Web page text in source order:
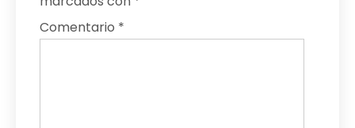
Comentario *